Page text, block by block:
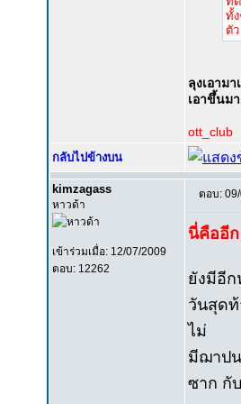
ทั้
ตั
ลุงเอาม
เอาขึ้นม
ott_club
กลับไปข้างบน
kimzagass
หาวด้า
เข้าร่วมเมื่อ: 12/07/2009
ตอบ: 12262
ตอบ:
นี่คืออีก
ยังมีอี
วันสุด
ไม่
มีฌาปน
ซาก กั